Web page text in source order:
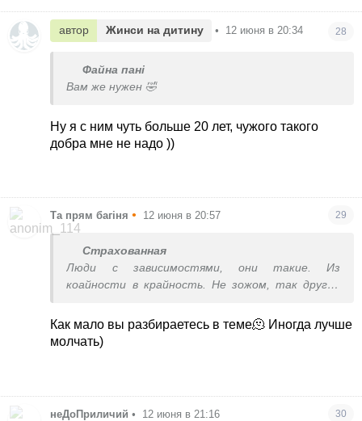
автор Жинси на дитину • 12 июня в 20:34 28
Файна пані
Вам же нужен 🤣
Ну я с ним чуть больше 20 лет, чужого такого
добра мне не надо ))
Та прям багіня • 12 июня в 20:57 29
Страхованная
Люди с зависимостями, они такие. Из
коайности в крайность. Не зожом, так другой
изменишь.
Как мало вы разбираетесь в теме🫠 Иногда лучше
молчать)
неДоПриличий • 12 июня в 21:16 30